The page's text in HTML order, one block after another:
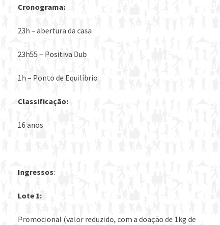
Cronograma:
23h – abertura da casa
23h55 – Positiva Dub
1h – Ponto de Equilíbrio
Classificação:
16 anos
Ingressos:
Lote 1:
Promocional (valor reduzido, com a doação de 1kg de